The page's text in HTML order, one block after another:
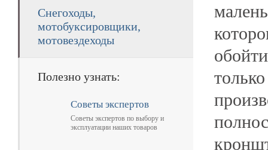
Снегоходы,
мотобуксировщики,
мотовездеходы
Полезно узнать:
Советы экспертов
Советы экспертов по выбору и
эксплуатации наших товаров